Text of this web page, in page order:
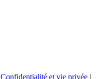
Confidentialité et vie privée |